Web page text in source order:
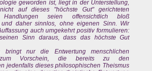
geworden ist, liegt in der Unterstellung,
auf dieses "höchste Gut" gerichteten
Handlungen seien offensichtlich bloß
daher sinnlos, ohne eigenen Sinn. Wir
auch umgekehrt positiv formulieren:
Sinn daraus, dass das höchste Gut
bringt nur die Entwertung menschlichen
zum Vorschein, die bereits zu den
jedenfalls dieses philosophischen Theismus